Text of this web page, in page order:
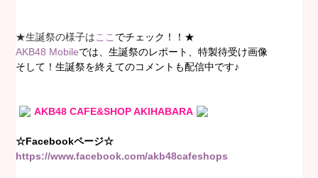
★生誕祭の様子はここ でチェック！！★
AKB48 Mobileでは、生誕祭のレポート、特製待受け画像
そして！生誕祭を終えてのコメントも配信中です♪
AKB48 CAFE&SHOP AKIHABARA
☆Facebookページ☆
https://www.facebook.com/akb48cafeshops